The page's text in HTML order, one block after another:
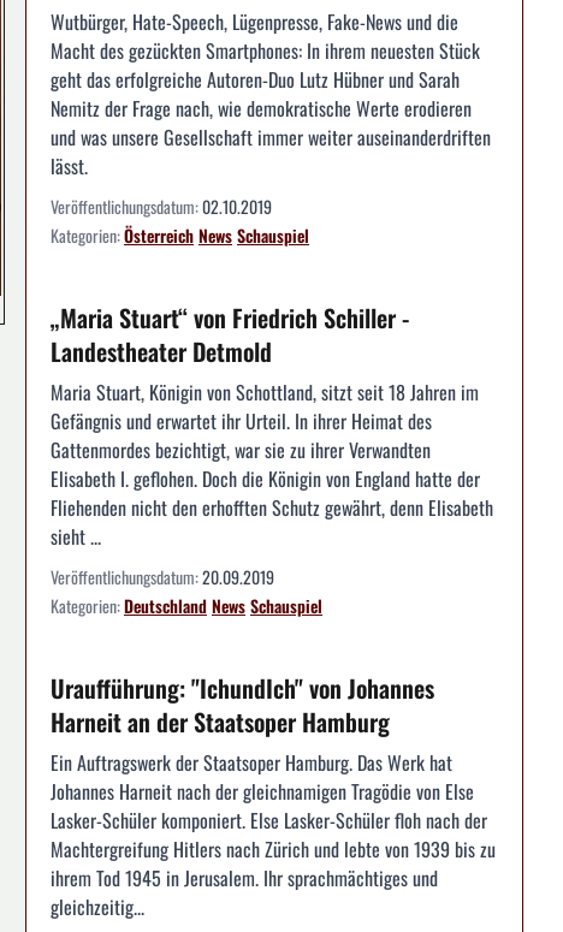
Wutbürger, Hate-Speech, Lügenpresse, Fake-News und die
Macht des gezückten Smartphones: In ihrem neuesten Stück
geht das erfolgreiche Autoren-Duo Lutz Hübner und Sarah
Nemitz der Frage nach, wie demokratische Werte erodieren
und was unsere Gesellschaft immer weiter auseinanderdriften
lässt.
Veröffentlichungsdatum:02.10.2019
Kategorien:ÖsterreichNewsSchauspiel
„Maria Stuart“ von Friedrich Schiller -
Landestheater Detmold
Maria Stuart, Königin von Schottland, sitzt seit 18 Jahren im
Gefängnis und erwartet ihr Urteil. In ihrer Heimat des
Gattenmordes bezichtigt, war sie zu ihrer Verwandten
Elisabeth I. geflohen. Doch die Königin von England hatte der
Fliehenden nicht den erhofften Schutz gewährt, denn Elisabeth
sieht ...
Veröffentlichungsdatum:20.09.2019
Kategorien:DeutschlandNewsSchauspiel
Uraufführung: "IchundIch" von Johannes
Harneit an der Staatsoper Hamburg
Ein Auftragswerk der Staatsoper Hamburg. Das Werk hat
Johannes Harneit nach der gleichnamigen Tragödie von Else
Lasker-Schüler komponiert. Else Lasker-Schüler floh nach der
Machtergreifung Hitlers nach Zürich und lebte von 1939 bis zu
ihrem Tod 1945 in Jerusalem. Ihr sprachmächtiges und
gleichzeitig...